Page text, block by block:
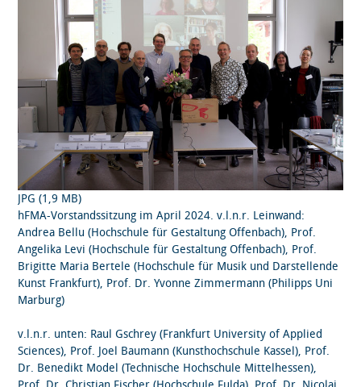
JPG (1,9 MB)
hFMA-Vorstandssitzung im April 2024. v.l.n.r. Leinwand:
Andrea Bellu (Hochschule für Gestaltung Offenbach), Prof.
Angelika Levi (Hochschule für Gestaltung Offenbach), Prof.
Brigitte Maria Bertele (Hochschule für Musik und Darstellende
Kunst Frankfurt), Prof. Dr. Yvonne Zimmermann (Philipps Uni
Marburg)
v.l.n.r. unten: Raul Gschrey (Frankfurt University of Applied
Sciences), Prof. Joel Baumann (Kunsthochschule Kassel), Prof.
Dr. Benedikt Model (Technische Hochschule Mittelhessen),